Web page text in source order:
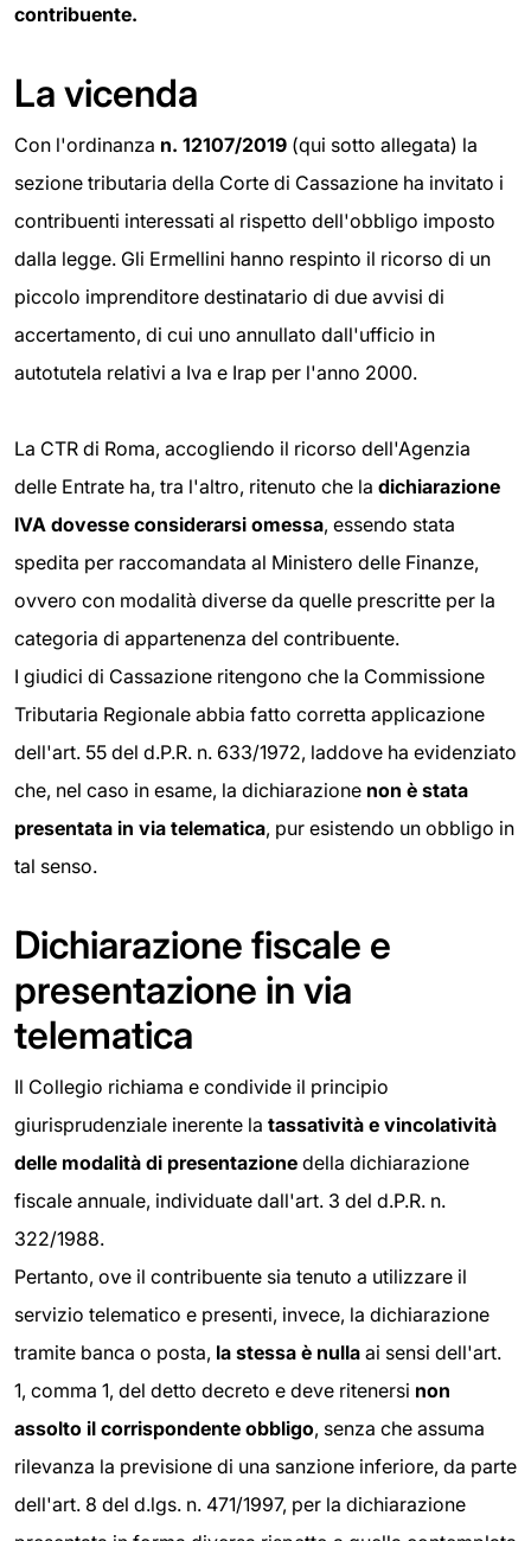
contribuente.
La vicenda
Con l'ordinanza n. 12107/2019 (qui sotto allegata) la
sezione tributaria della Corte di Cassazione ha invitato i
contribuenti interessati al rispetto dell'obbligo imposto
dalla legge. Gli Ermellini hanno respinto il ricorso di un
piccolo imprenditore destinatario di due avvisi di
accertamento, di cui uno annullato dall'ufficio in
autotutela relativi a Iva e Irap per l'anno 2000.
La CTR di Roma, accogliendo il ricorso dell'Agenzia
delle Entrate ha, tra l'altro, ritenuto che la dichiarazione
IVA dovesse considerarsi omessa, essendo stata
spedita per raccomandata al Ministero delle Finanze,
ovvero con modalità diverse da quelle prescritte per la
categoria di appartenenza del contribuente.
I giudici di Cassazione ritengono che la Commissione
Tributaria Regionale abbia fatto corretta applicazione
dell'art. 55 del d.P.R. n. 633/1972, laddove ha evidenziato
che, nel caso in esame, la dichiarazione non è stata
presentata in via telematica, pur esistendo un obbligo in
tal senso.
Dichiarazione fiscale e
presentazione in via
telematica
Il Collegio richiama e condivide il principio
giurisprudenziale inerente la tassatività e vincolatività
delle modalità di presentazione della dichiarazione
fiscale annuale, individuate dall'art. 3 del d.P.R. n.
322/1988.
Pertanto, ove il contribuente sia tenuto a utilizzare il
servizio telematico e presenti, invece, la dichiarazione
tramite banca o posta, la stessa è nulla ai sensi dell'art.
1, comma 1, del detto decreto e deve ritenersi non
assolto il corrispondente obbligo, senza che assuma
rilevanza la previsione di una sanzione inferiore, da parte
dell'art. 8 del d.lgs. n. 471/1997, per la dichiarazione